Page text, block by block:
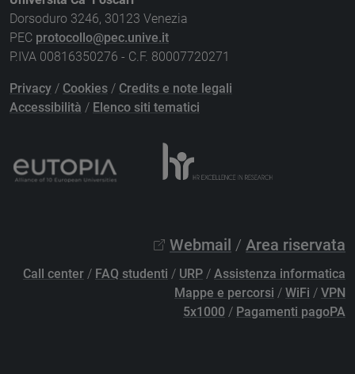
Dorsoduro 3246, 30123 Venezia
PEC protocollo@pec.unive.it
P.IVA 00816350276 - C.F. 80007720271
Privacy / Cookies / Credits e note legali
Accessibilità / Elenco siti tematici
Webmail / Area riservata
Call center / FAQ studenti / URP / Assistenza informatica
Mappe e percorsi / WiFi / VPN
5x1000 / Pagamenti pagoPA